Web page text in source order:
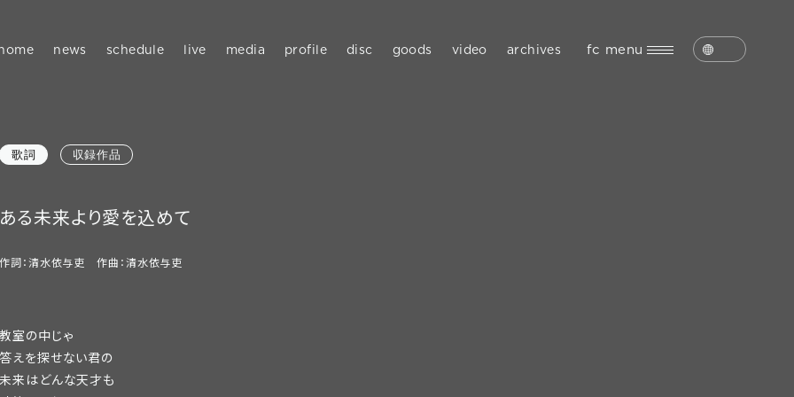
news schedule live media profile disc goods video archives fc menu
歌詞 収録作品
ある未来より愛を込めて
作詞：清水依与吏 作曲：清水依与吏
教室の中じゃ
答えを探せない君の
未来はどんな天才も